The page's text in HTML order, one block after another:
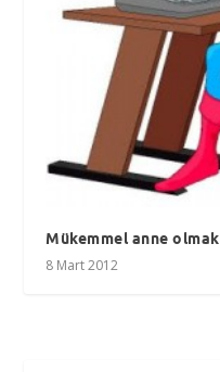
Mükemmel anne olmak
8 Mart 2012